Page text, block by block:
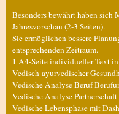
Besonders bewährt haben sich
Jahresvorschau (2-3 Seiten).
Sie ermöglichen bessere
entsprechenden Zeitraum.
1 A4-Seite individueller Text
Vedisch-ayurvedischer
Vedische Analyse Beruf
Vedische Analyse
Vedische Lebensphase mit